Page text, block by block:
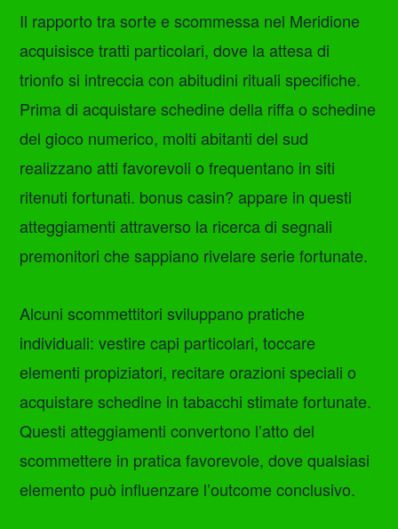
Il rapporto tra sorte e scommessa nel Meridione
acquisisce tratti particolari, dove la attesa di
trionfo si intreccia con abitudini rituali specifiche.
Prima di acquistare schedine della riffa o schedine
del gioco numerico, molti abitanti del sud
realizzano atti favorevoli o frequentano in siti
ritenuti fortunati. bonus casin? appare in questi
atteggiamenti attraverso la ricerca di segnali
premonitori che sappiano rivelare serie fortunate.
Alcuni scommettitori sviluppano pratiche
individuali: vestire capi particolari, toccare
elementi propiziatori, recitare orazioni speciali o
acquistare schedine in tabacchi stimate fortunate.
Questi atteggiamenti convertono l’atto del
scommettere in pratica favorevole, dove qualsiasi
elemento può influenzare l’outcome conclusivo.